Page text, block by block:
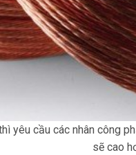
yêu cầu các nhân công
sẽ cao